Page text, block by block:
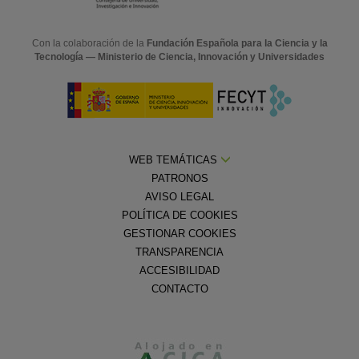
Con la colaboración de la Fundación Española para la Ciencia y la
Tecnología — Ministerio de Ciencia, Innovación y Universidades
WEB TEMÁTICAS
PATRONOS
AVISO LEGAL
POLÍTICA DE COOKIES
GESTIONAR COOKIES
TRANSPARENCIA
ACCESIBILIDAD
CONTACTO